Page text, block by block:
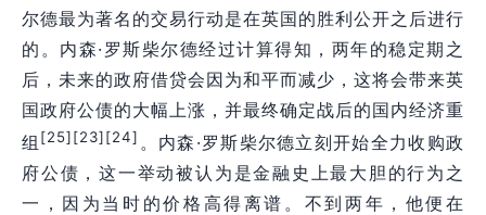
尔德最为著名的交易行动是在英国的胜利公开之后进行
的。内森·罗斯柴尔德经过计算得知，两年的稳定期之
后，未来的政府借贷会因为和平而减少，这将会带来英
国政府公债的大幅上涨，并最终确定战后的国内经济重
组 [25][23][24] 。内森·罗斯柴尔德立刻开始全力收购政
府公债，这一举动被认为是金融史上最大胆的行为之
一，因为当时的价格高得离谱。不到两年，他便在